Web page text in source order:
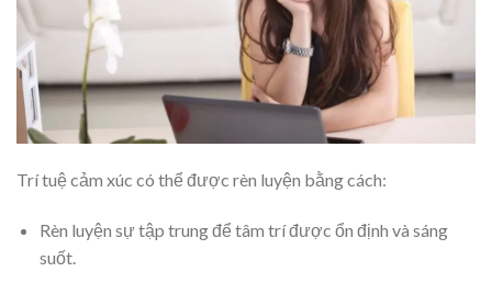
Trí tuệ cảm xúc có thể được rèn luyện bằng cách:
Rèn luyện sự tập trung để tâm trí được ổn định và sáng
suốt.